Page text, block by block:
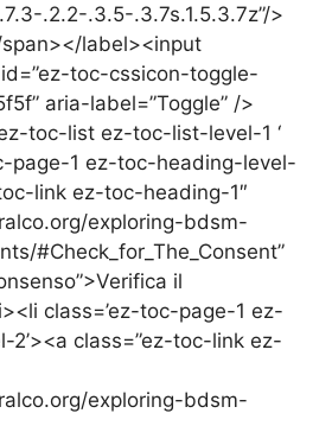
.2.2-.3.5-.3.7s.1.5.3.7z”/>
label><input
id=”ez-toc-cssicon-toggle-
aria-label=”Toggle” />
toc-list ez-toc-list-level-1 ‘
page-1 ez-toc-heading-level-
link ez-toc-heading-1″
exploring-bdsm-
#Check_for_The_Consent”
il
class=’ez-toc-page-1 ez-
class=”ez-toc-link ez-
exploring-bdsm-